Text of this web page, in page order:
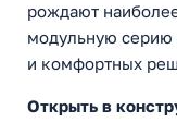
рождают
модульную серию
и комфортных
Открыть в